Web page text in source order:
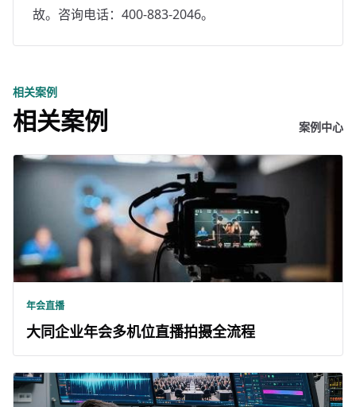
故。咨询电话：400-883-2046。
相关案例
相关案例 案例中心
年会直播
大同企业年会多机位直播拍摄全流程